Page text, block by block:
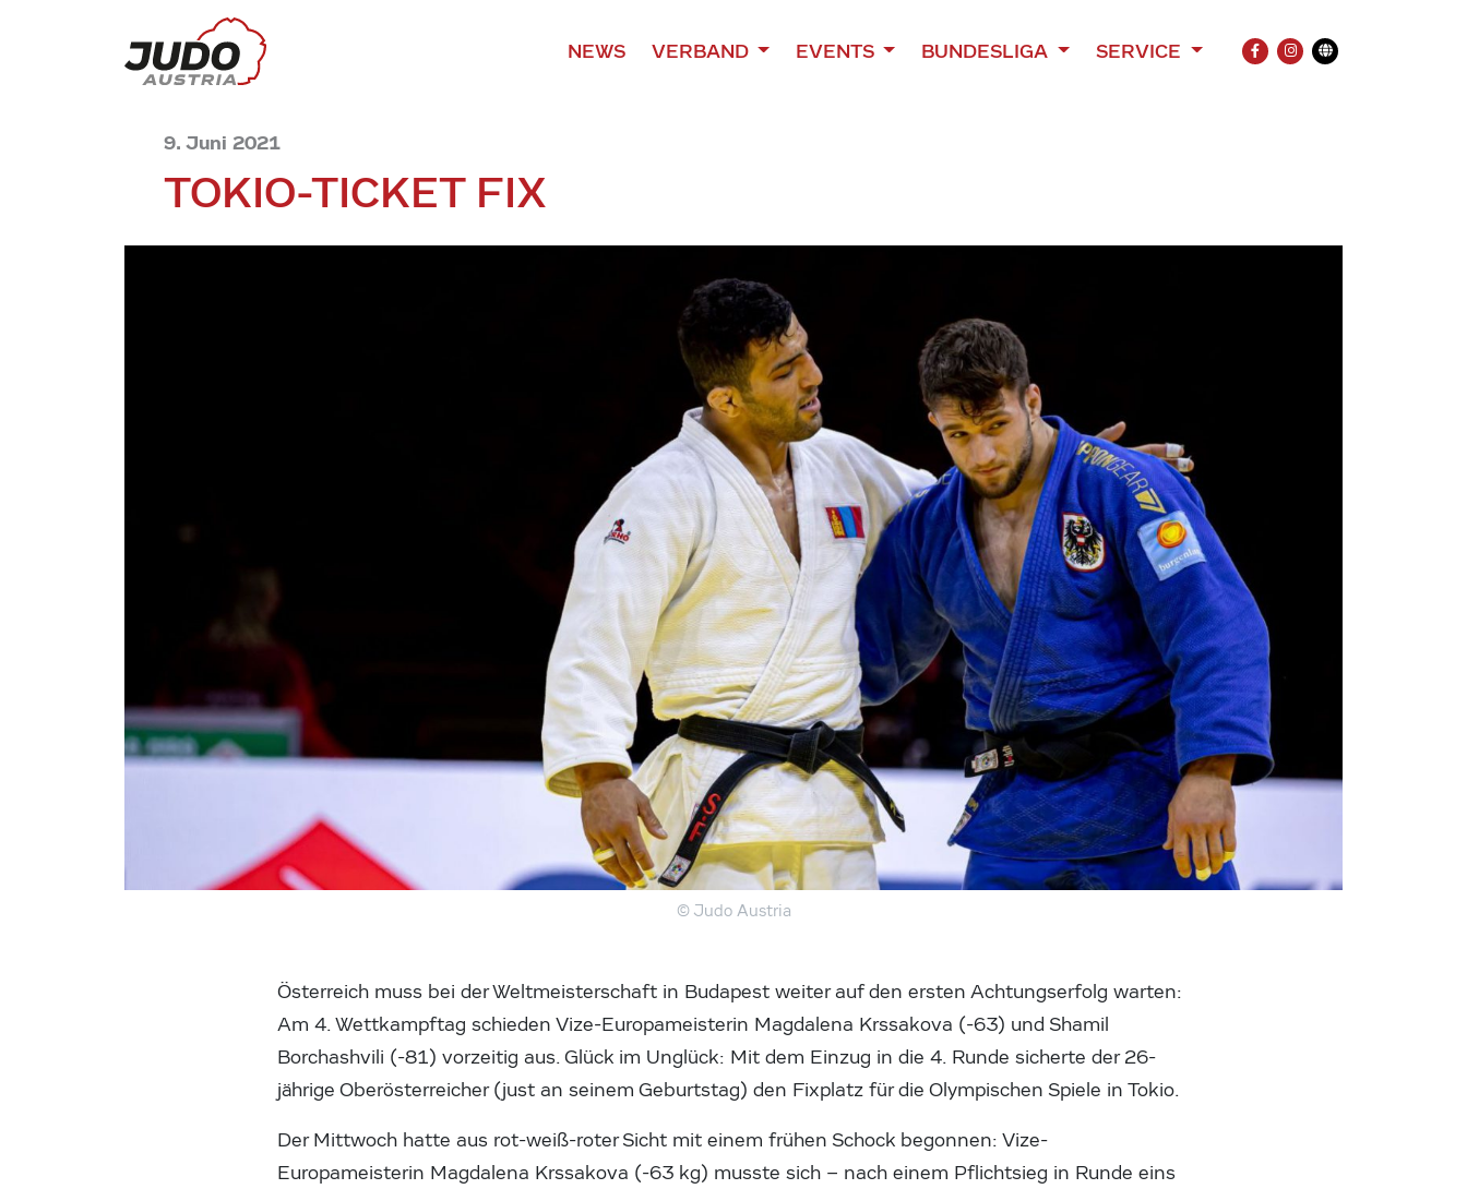
NEWS VERBAND EVENTS BUNDESLIGA SERVICE
FACEBOOK
INSTAGRAM
Übersetzung
9. Juni 2021
TOKIO-TICKET FIX
© Judo Austria
Österreich muss bei der Weltmeisterschaft in Budapest weiter auf den ersten Achtungserfolg warten:
Am 4. Wettkampftag schieden Vize-Europameisterin Magdalena Krssakova (-63) und Shamil
Borchashvili (-81) vorzeitig aus. Glück im Unglück: Mit dem Einzug in die 4. Runde sicherte der 26-
jährige Oberösterreicher (just an seinem Geburtstag) den Fixplatz für die Olympischen Spiele in Tokio.
Der Mittwoch hatte aus rot-weiß-roter Sicht mit einem frühen Schock begonnen: Vize-
Europameisterin Magdalena Krssakova (-63 kg) musste sich – nach einem Pflichtsieg in Runde eins